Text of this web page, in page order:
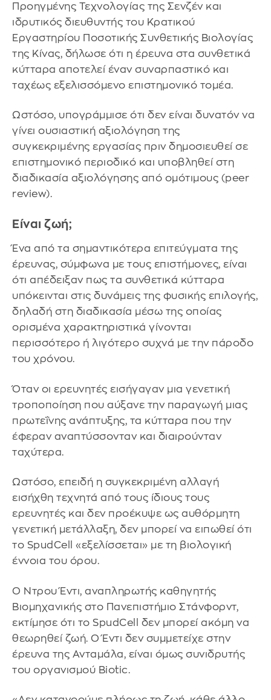
Προηγμένης Τεχνολογίας της Σενζέν και
ιδρυτικός διευθυντής του Κρατικού
Εργαστηρίου Ποσοτικής Συνθετικής Βιολογίας
της Κίνας, δήλωσε ότι η έρευνα στα συνθετικά
κύτταρα αποτελεί έναν συναρπαστικό και
ταχέως εξελισσόμενο επιστημονικό τομέα.
Ωστόσο, υπογράμμισε ότι δεν είναι δυνατόν να
γίνει ουσιαστική αξιολόγηση της
συγκεκριμένης εργασίας πριν δημοσιευθεί σε
επιστημονικό περιοδικό και υποβληθεί στη
διαδικασία αξιολόγησης από ομότιμους (peer
review).
Είναι ζωή;
Ένα από τα σημαντικότερα επιτεύγματα της
έρευνας, σύμφωνα με τους επιστήμονες, είναι
ότι απέδειξαν πως τα συνθετικά κύτταρα
υπόκεινται στις δυνάμεις της φυσικής επιλογής,
δηλαδή στη διαδικασία μέσω της οποίας
ορισμένα χαρακτηριστικά γίνονται
περισσότερο ή λιγότερο συχνά με την πάροδο
του χρόνου.
Όταν οι ερευνητές εισήγαγαν μια γενετική
τροποποίηση που αύξανε την παραγωγή μιας
πρωτεΐνης ανάπτυξης, τα κύτταρα που την
έφεραν αναπτύσσονταν και διαιρούνταν
ταχύτερα.
Ωστόσο, επειδή η συγκεκριμένη αλλαγή
εισήχθη τεχνητά από τους ίδιους τους
ερευνητές και δεν προέκυψε ως αυθόρμητη
γενετική μετάλλαξη, δεν μπορεί να ειπωθεί ότι
το SpudCell «εξελίσσεται» με τη βιολογική
έννοια του όρου.
Ο Ντρου Έντι, αναπληρωτής καθηγητής
Βιομηχανικής στο Πανεπιστήμιο Στάνφορντ,
εκτίμησε ότι το SpudCell δεν μπορεί ακόμη να
θεωρηθεί ζωή. Ο Έντι δεν συμμετείχε στην
έρευνα της Ανταμάλα, είναι όμως συνιδρυτής
του οργανισμού Biotic.